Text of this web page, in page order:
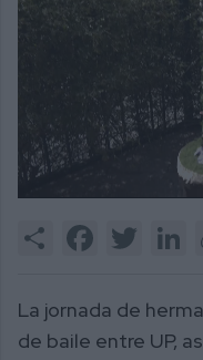
2
Share FacebookTwitter
La jornada de
de baile entre UP,